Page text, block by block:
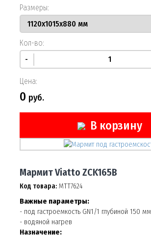
Размеры:
Кол-во:
-
Цена:
0 руб.
В корзину
Мармит Viatto ZCK165B
Код товара: МТТ7624
Важные параметры:
- под гастроемкость GN1/1 глубиной 150 мм
- водяной нагрев
Назначение: